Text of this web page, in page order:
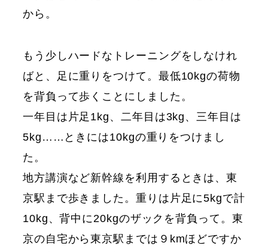
から。
もう少しハードなトレーニングをしなけれ
ばと、足に重りをつけて。最低10kgの荷物
を背負って歩くことにしました。
一年目は片足1kg、二年目は3kg、三年目は
5kg……ときには10kgの重りをつけまし
た。
地方講演など新幹線を利用するときは、東
京駅まで歩きました。重りは片足に5kgで計
10kg、背中に20kgのザックを背負って。東
京の自宅から東京駅までは９kmほどですか